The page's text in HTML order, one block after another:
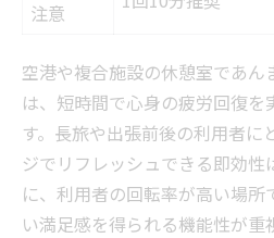
注意
空港や複合施設の休憩室であん
は、短時間で心身の疲労回復を
す。長旅や出張前後の利用者に
ジでリフレッシュできる即効性
に、利用者の回転率が高い場
い満足感を得られる機能性が重